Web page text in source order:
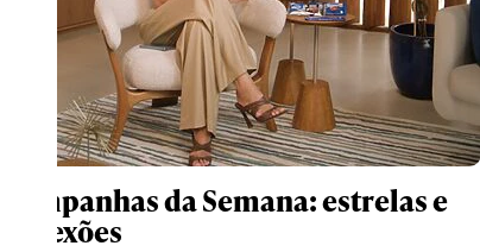
Campanhas da Semana: estrelas e
conexões